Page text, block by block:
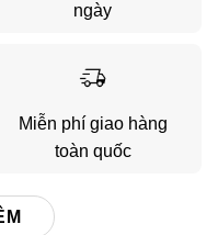
ngày
Miễn phí giao hàng
toàn quốc